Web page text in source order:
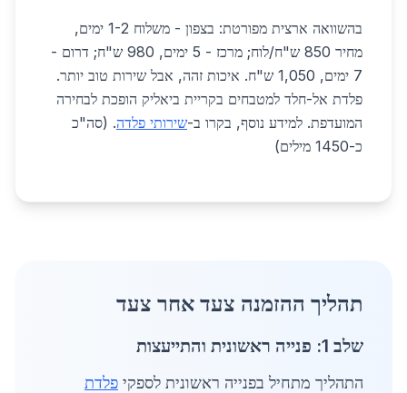
בהשוואה ארצית מפורטת: בצפון - משלוח 1-2 ימים,
מחיר 850 ש"ח/לוח; מרכז - 5 ימים, 980 ש"ח; דרום -
7 ימים, 1,050 ש"ח. איכות זהה, אבל שירות טוב יותר.
פלדת אל-חלד למטבחים בקריית ביאליק הופכת לבחירה
המועדפת. למידע נוסף, בקרו ב-שירותי פלדה. (סה"כ
כ-1450 מילים)
תהליך ההזמנה צעד אחר צעד
שלב 1: פנייה ראשונית והתייעצות
התהליך מתחיל בפנייה ראשונית לספקי פלדת